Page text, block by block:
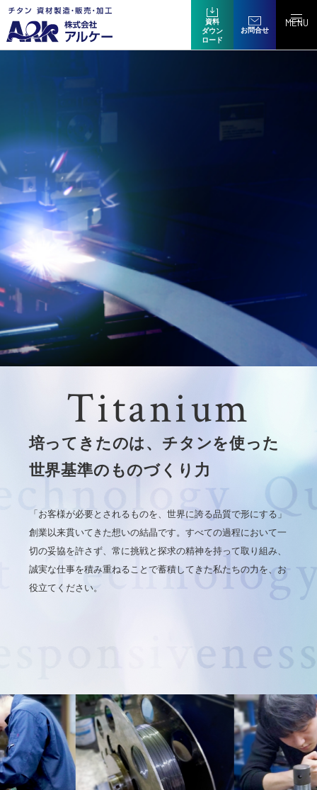
資料
ダウン
ロード
お問合せ
MENU
Titanium
培ってきたのは、チタンを使った
世界基準のものづくり力
「お客様が必要とされるものを、世界に誇る品質で形にする」
創業以来貫いてきた想いの結晶です。すべての過程において一
切の妥協を許さず、常に挑戦と探求の精神を持って取り組み、
誠実な仕事を積み重ねることで蓄積してきた私たちの力を、お
役立てください。